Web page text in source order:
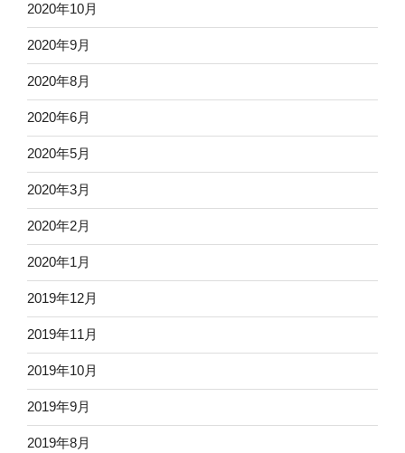
2020年10月
2020年9月
2020年8月
2020年6月
2020年5月
2020年3月
2020年2月
2020年1月
2019年12月
2019年11月
2019年10月
2019年9月
2019年8月